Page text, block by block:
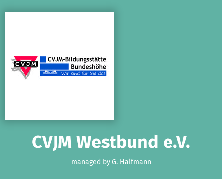
CVJM Westbund e.V.
managed by G. Halfmann